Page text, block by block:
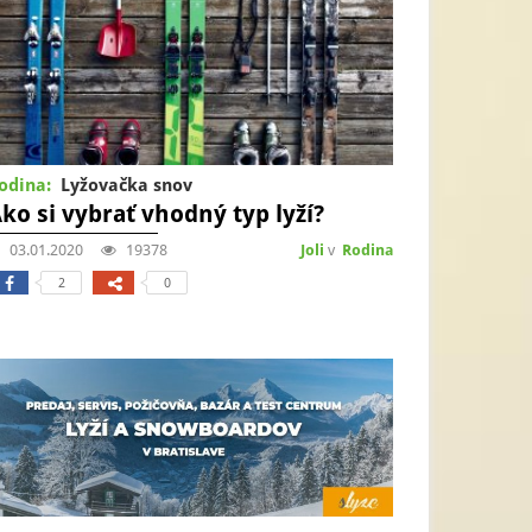
Lyžovačka snov
si vybrať vhodný typ lyží?
03.01.2020 19378 Joli v Rodina
2 0